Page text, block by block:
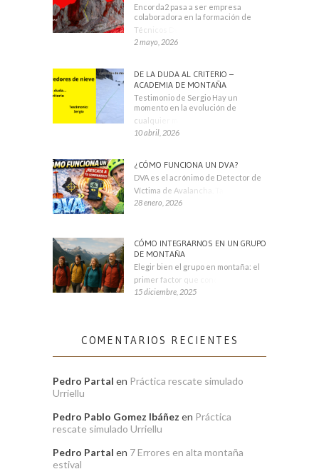
Encorda2 pasa a ser empresa
colaboradora en la formación de
Técnicos Deportivos
2 mayo, 2026
DE LA DUDA AL CRITERIO –
ACADEMIA DE MONTAÑA
Testimonio de Sergio Hay un
momento en la evolución de
cualquier montañero
10 abril, 2026
¿CÓMO FUNCIONA UN DVA?
DVA es el acrónimo de Detector de
Víctima de Avalancha. También se
28 enero, 2026
CÓMO INTEGRARNOS EN UN GRUPO
DE MONTAÑA
Elegir bien el grupo en montaña: el
primer factor que condiciona tu
15 diciembre, 2025
COMENTARIOS RECIENTES
Pedro Partal en Práctica rescate simulado
Urriellu
Pedro Pablo Gomez Ibáñez en Práctica
rescate simulado Urriellu
Pedro Partal en 7 Errores en alta montaña
estival